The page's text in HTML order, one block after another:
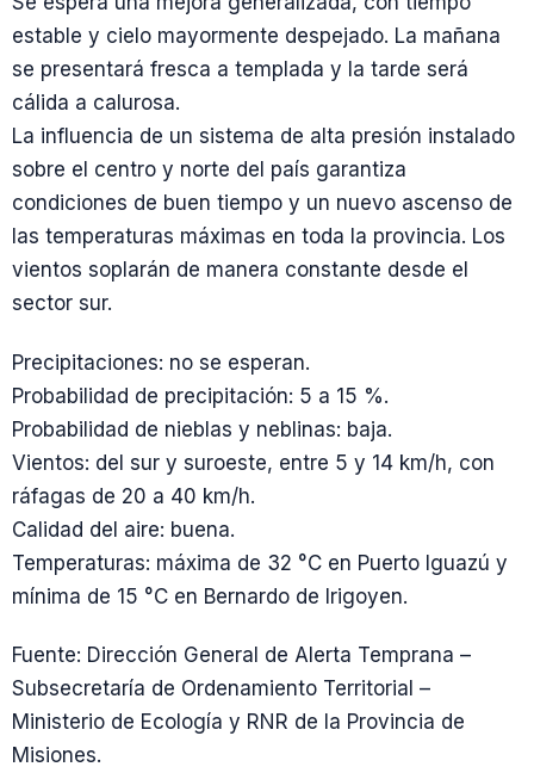
estable y cielo mayormente despejado. La mañana
se presentará fresca a templada y la tarde será
cálida a calurosa.
La influencia de un sistema de alta presión instalado
sobre el centro y norte del país garantiza
condiciones de buen tiempo y un nuevo ascenso de
las temperaturas máximas en toda la provincia. Los
vientos soplarán de manera constante desde el
sector sur.
Precipitaciones: no se esperan.
Probabilidad de precipitación: 5 a 15 %.
Probabilidad de nieblas y neblinas: baja.
Vientos: del sur y suroeste, entre 5 y 14 km/h, con
ráfagas de 20 a 40 km/h.
Calidad del aire: buena.
Temperaturas: máxima de 32 °C en Puerto Iguazú y
mínima de 15 °C en Bernardo de Irigoyen.
Fuente: Dirección General de Alerta Temprana –
Subsecretaría de Ordenamiento Territorial –
Ministerio de Ecología y RNR de la Provincia de
Misiones.